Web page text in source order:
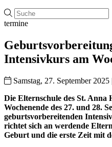
termine
Intensivkurs am
Samstag, 27. September 2025 |
Die Elternschule des St. Anna
Wochenende des 27. und 28.
geburtsvorbereitenden
richtet sich an werdende
Geburt und die erste Zeit mit